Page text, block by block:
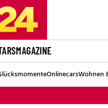
MAGAZINE
OnlinecarsWohnen